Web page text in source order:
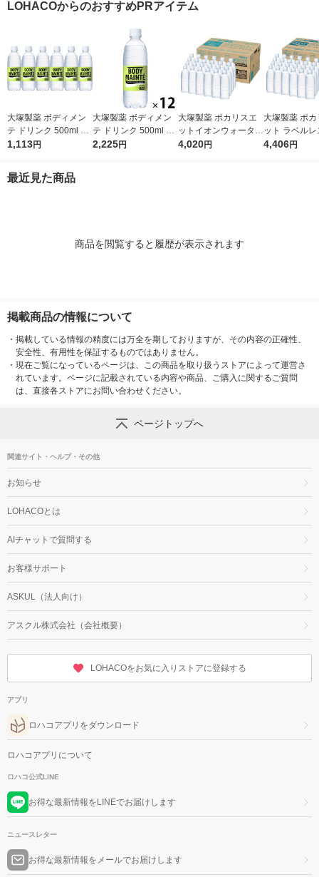
（イチオシ） オリジ
LOHACOからのおすすめPRアイテム
大塚製薬 ボディメン
テ ドリンク 500ml 1
セット（6本）
1,113円
大塚製薬 ボディメン
テ ドリンク 500ml 1
セット（12本）
2,225円
大塚製薬 ポカリスエ
ットイオンウォーター
ラベルレスボトル 500
4,020円
大塚製薬 ポ
ット ラベル
ル 500ml 1箱
4,406円
最近見た商品
商品を閲覧すると履歴が表示されます
掲載商品の情報について
・ 掲載している情報の精度には万全を期しておりますが、その内容の正確性、
安全性、有用性を保証するものではありません。
・ 現在ご覧になっているページは、この商品を取り扱うストアによって運営さ
れています。ページに記載されている内容や商品、ご購入に関するご質問
は、直接各ストアにお問い合わせください。
ページトップへ
関連サイト・ヘルプ・その他
お知らせ
LOHACOとは
AIチャットで質問する
お客様サポート
ASKUL（法人向け）
アスクル株式会社（会社概要）
LOHACOをお気に入りストアに登録する
アプリ
ロハコアプリをダウンロード
ロハコアプリについて
ロハコ公式LINE
お得な最新情報をLINEでお届けします
ニュースレター
お得な最新情報をメールでお届けします